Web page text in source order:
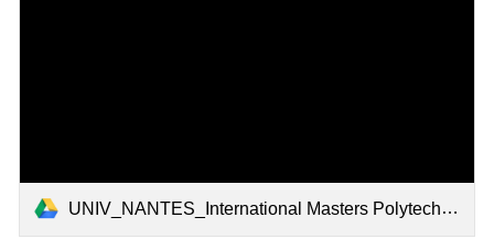
UNIV_NANTES_International Masters Polytech Nantes.pdf